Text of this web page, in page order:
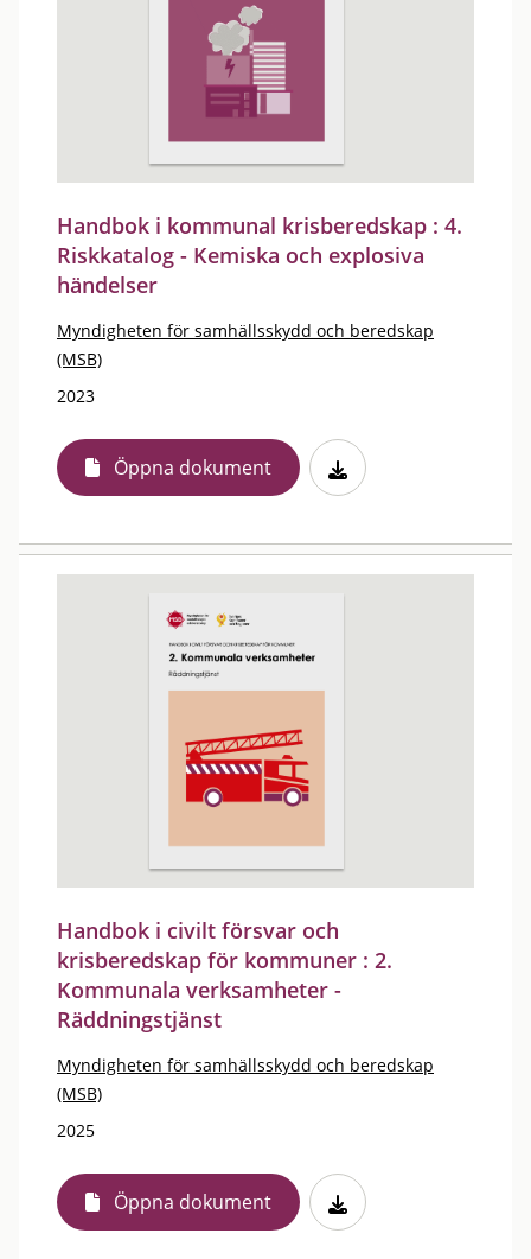
Handbok i kommunal krisberedskap : 4.
Riskkatalog - Kemiska och explosiva
händelser
Myndigheten för samhällsskydd och beredskap
(MSB)
2023
Öppna dokument
Handbok i civilt försvar och
krisberedskap för kommuner : 2.
Kommunala verksamheter -
Räddningstjänst
Myndigheten för samhällsskydd och beredskap
(MSB)
2025
Öppna dokument